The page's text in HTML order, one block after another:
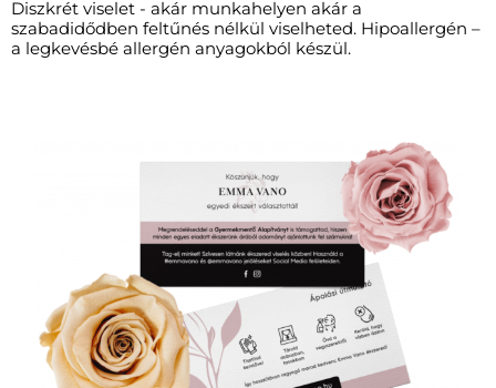
Diszkrét viselet - akár munkahelyen akár a
szabadidődben feltűnés nélkül viselheted. Hipoallergén –
a legkevésbé allergén anyagokból készül.​